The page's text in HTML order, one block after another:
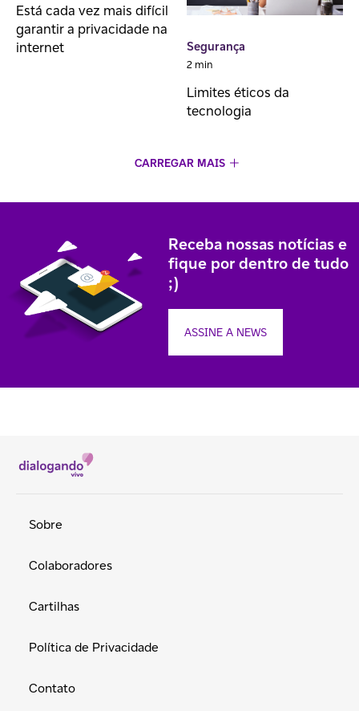
Está cada vez mais difícil
garantir a privacidade na
internet
Segurança
2 min
Limites éticos da
tecnologia
CARREGAR MAIS
Receba nossas notícias e
fique por dentro de tudo
;)
ASSINE A NEWS
Sobre
Colaboradores
Cartilhas
Política de Privacidade
Contato